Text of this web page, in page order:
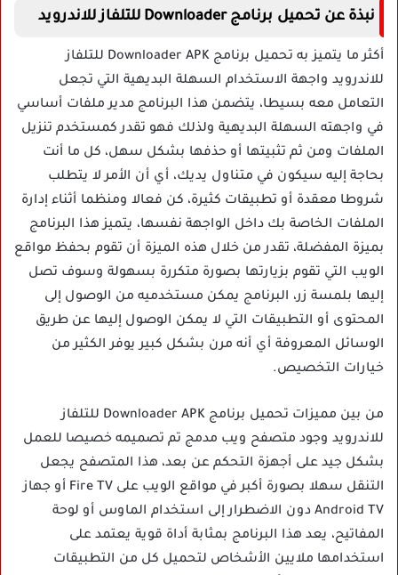
نبذة عن تحميل برنامج Downloader للتلفاز للاندرويد
أكثر ما يتميز به تحميل برنامج Downloader APK للتلفاز
للاندرويد واجهة الاستخدام السهلة البديهية التي تجعل
التعامل معه بسيطا، يتضمن هذا البرنامج مدير ملفات أساسي
في واجهته السهلة البديهية ولذلك فهو تقدر كمستخدم تنزيل
الملفات ومن ثم تثبيتها أو حذفها بشكل سهل، كل ما أنت
بحاجة إليه سيكون في متناول يديك، أي أن الأمر لا يتطلب
شروطا معقدة أو تطبيقات كثيرة، كن فعالا ومنظما أثناء إدارة
الملفات الخاصة بك داخل الواجهة نفسها، يتميز هذا البرنامج
بميزة المفضلة، تقدر من خلال هذه الميزة أن تقوم بحفظ مواقع
الويب التي تقوم بزيارتها بصورة متكررة بسهولة وسوف تصل
إليها بلمسة زر، البرنامج يمكن مستخدميه من الوصول إلى
المحتوى أو التطبيقات التي لا يمكن الوصول إليها عن طريق
الوسائل المعروفة أي أنه مرن بشكل كبير يوفر الكثير من
خيارات التخصيص.
من بين مميزات تحميل برنامج Downloader APK للتلفاز
للاندرويد وجود متصفح ويب مدمج تم تصميمه خصيصا للعمل
بشكل جيد على أجهزة التحكم عن بعد، هذا المتصفح يجعل
التنقل سهلا بصورة أكبر في مواقع الويب على Fire TV أو جهاز
Android TV دون الاضطرار إلى استخدام الماوس أو لوحة
المفاتيح، يعد هذا البرنامج بمثابة أداة قوية يعتمد على
استخدامها ملايين الأشخاص لتحميل كل من التطبيقات